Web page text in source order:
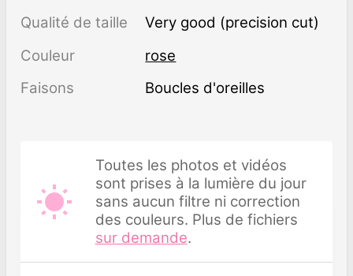
Qualité de taille
Very good (precision cut)
Couleur
rose
Faisons
Boucles d'oreilles
Toutes les photos et vidéos
sont prises à la lumière du jour
sans aucun filtre ni correction
des couleurs. Plus de fichiers
sur demande.